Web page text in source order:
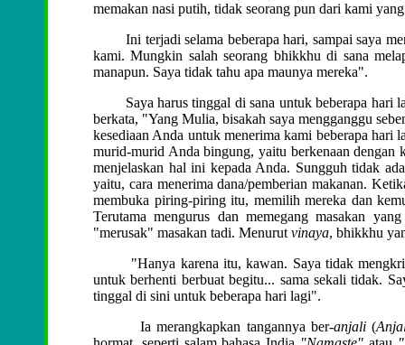
memakan nasi putih, tidak seorang pun dari kami
Ini terjadi selama beberapa hari, sampai saya
kami. Mungkin salah seorang bhikkhu di sana
manapun. Saya tidak tahu apa maunya mereka".
Saya harus tinggal di sana untuk beberapa hari
berkata, "Yang Mulia, bisakah saya mengganggu
kesediaan Anda untuk menerima kami beberapa hari
murid-murid Anda bingung, yaitu berkenaan dengan
menjelaskan hal ini kepada Anda. Sungguh tidak
yaitu, cara menerima dana/pemberian makanan.
membuka piring-piring itu, memilih mereka dan
Terutama mengurus dan memegang masakan
"merusak" masakan tadi. Menurut vinaya, bhikkhu
"Hanya karena itu, kawan. Saya tidak
untuk berhenti berbuat begitu... sama sekali tidak.
tinggal di sini untuk beberapa hari lagi".
Ia merangkapkan tangannya ber-anjali(